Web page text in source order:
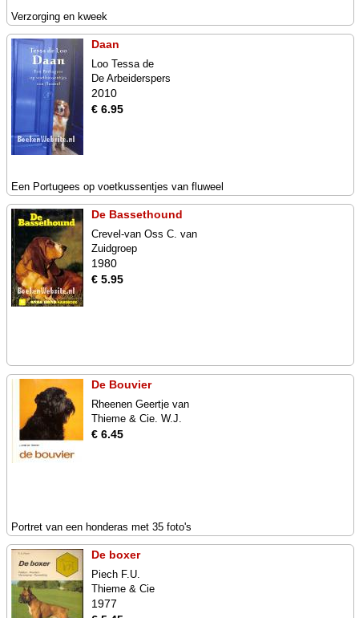
Verzorging en kweek
Daan
Loo Tessa de
De Arbeiderspers
2010
€ 6.95
Een Portugees op voetkussentjes van fluweel
De Bassethound
Crevel-van Oss C. van
Zuidgroep
1980
€ 5.95
De Bouvier
Rheenen Geertje van
Thieme & Cie. W.J.
€ 6.45
Portret van een honderas met 35 foto's
De boxer
Piech F.U.
Thieme & Cie
1977